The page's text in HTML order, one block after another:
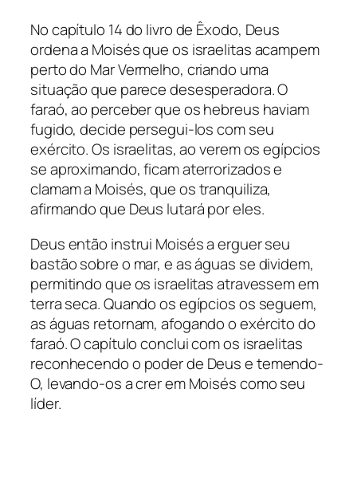
No capítulo 14 do livro de Êxodo, Deus
ordena a Moisés que os israelitas acampem
perto do Mar Vermelho, criando uma
situação que parece desesperadora. O
faraó, ao perceber que os hebreus haviam
fugido, decide persegui-los com seu
exército. Os israelitas, ao verem os egípcios
se aproximando, ficam aterrorizados e
clamam a Moisés, que os tranquiliza,
afirmando que Deus lutará por eles.
Deus então instrui Moisés a erguer seu
bastão sobre o mar, e as águas se dividem,
permitindo que os israelitas atravessem em
terra seca. Quando os egípcios os seguem,
as águas retornam, afogando o exército do
faraó. O capítulo conclui com os israelitas
reconhecendo o poder de Deus e temendo-
O, levando-os a crer em Moisés como seu
líder.